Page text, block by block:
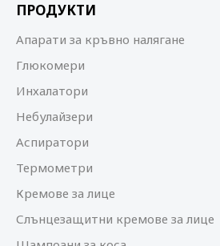
ПРОДУКТИ
Апарати за кръвно налягане
Глюкомери
Инхалатори
Небулайзери
Аспиратори
Термометри
Кремове за лице
Слънцезащитни кремове за лице